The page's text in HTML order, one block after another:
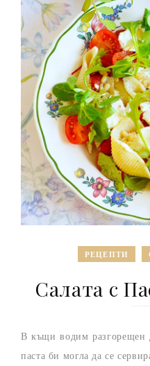
РЕЦЕПТИ
Салата с
В къщи водим разгорещен
паста би могла да се